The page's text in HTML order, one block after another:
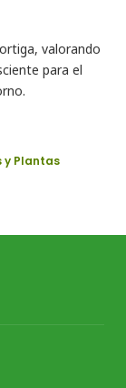
valorando
para el
y Plantas